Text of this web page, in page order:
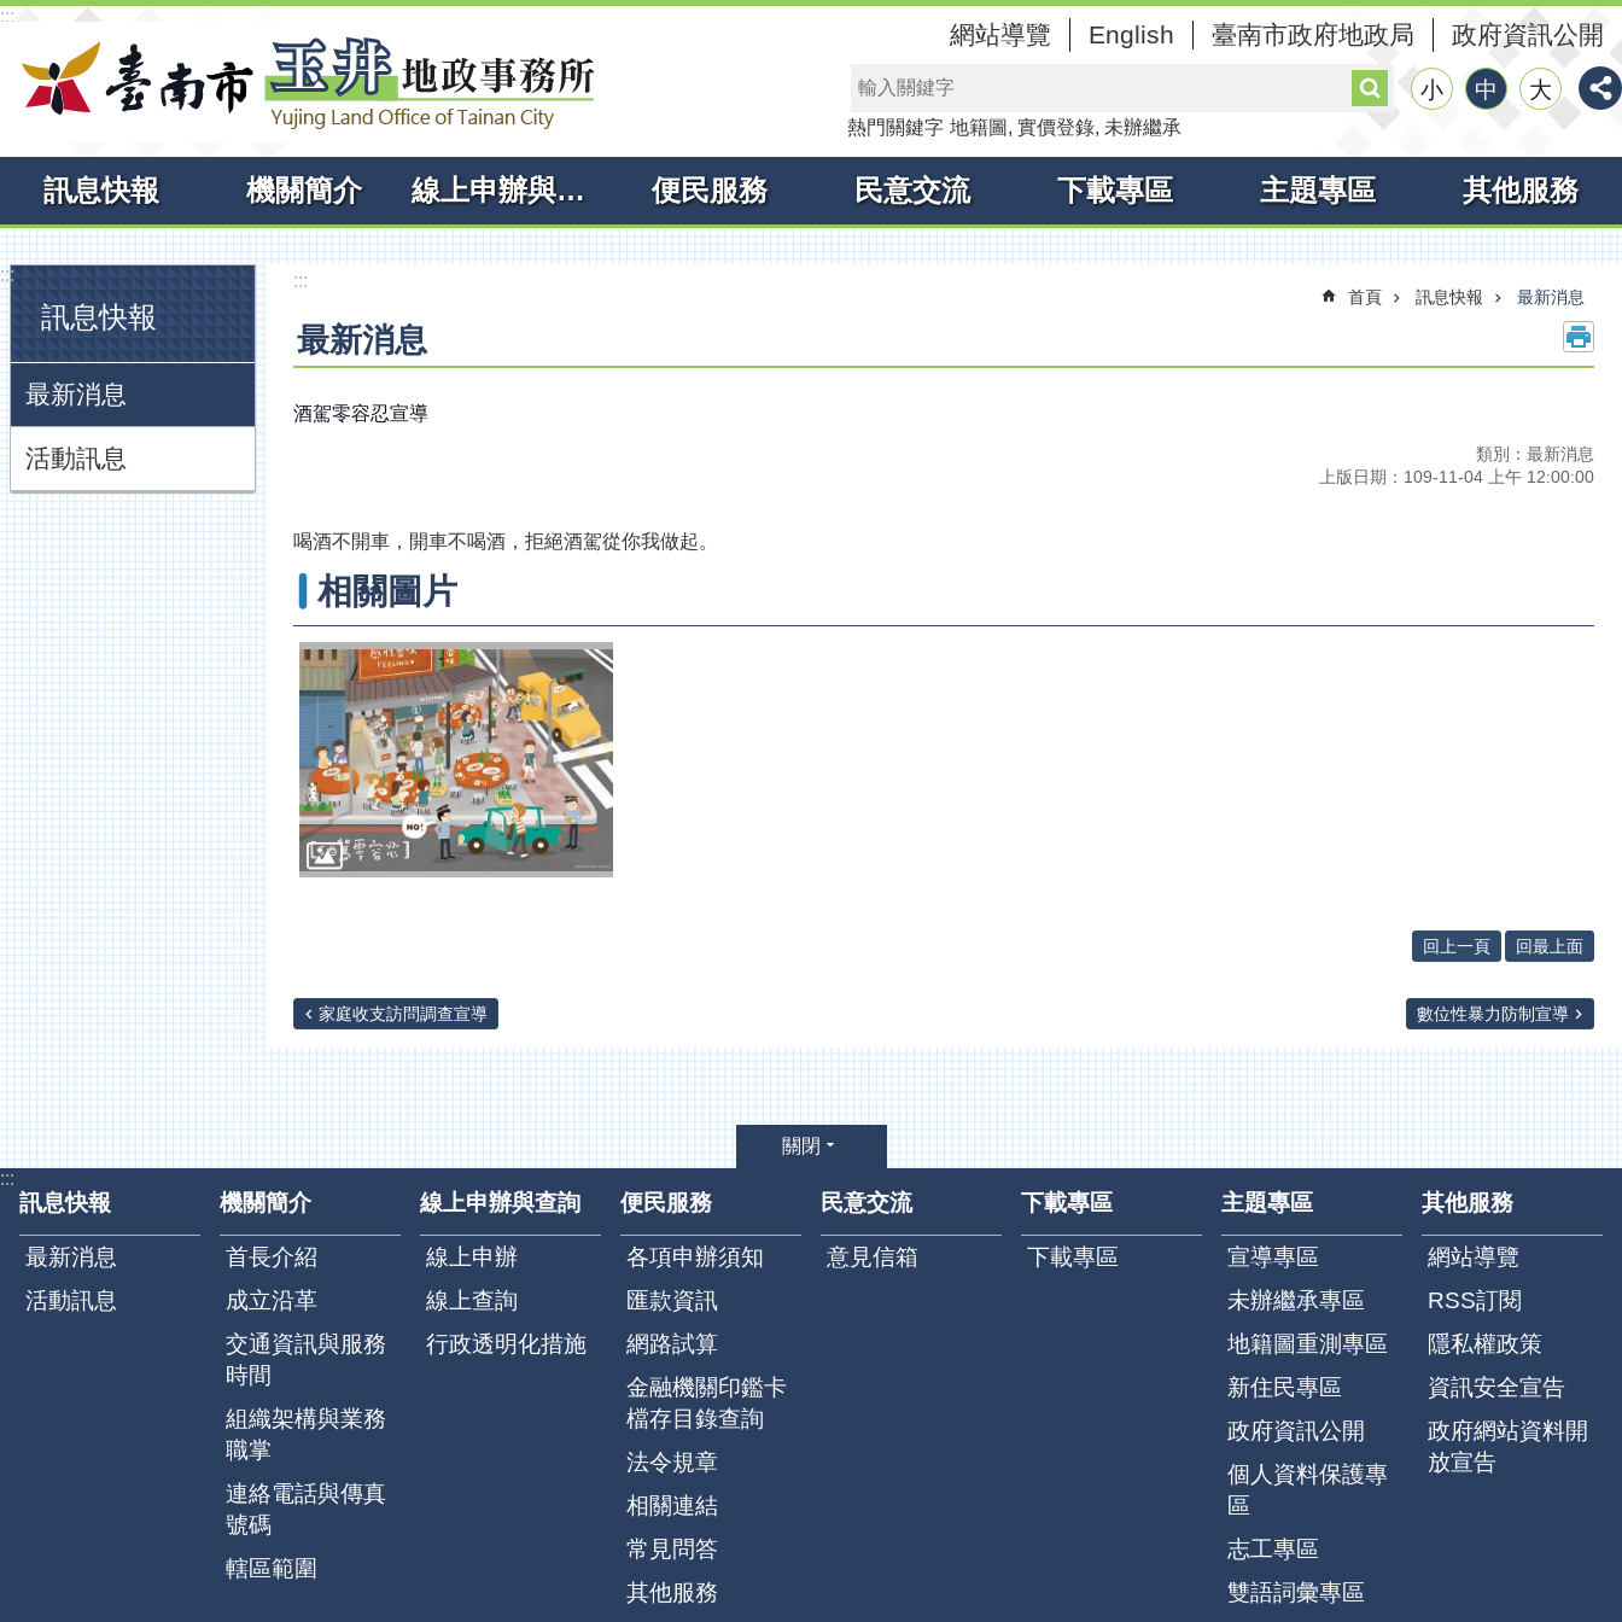
跳到主要內容區塊
:::
網站導覽 English 臺南市政府地政局 政府資訊公開
搜
尋 小 中 大
熱門關鍵字 地籍圖 實價登錄 未辦繼承
訊息快報 機關簡介 線上申辦與查詢 便民服務 民意交流 下載專區 主題專區 其他服務
:::
訊息快報
最新消息
活動訊息
:::
首頁 訊息快報 最新消息
最新消息
酒駕零容忍宣導
類別：最新消息
上版日期：109-11-04 上午 12:00:00
喝酒不開車，開車不喝酒，拒絕酒駕從你我做起。
相關圖片
回上一頁 回最上面
家庭收支訪問調查宣導 數位性暴力防制宣導
關閉
:::
訊息快報
最新消息
活動訊息
機關簡介
首長介紹
成立沿革
交通資訊與服務
時間
組織架構與業務
職掌
連絡電話與傳真
號碼
轄區範圍
線上申辦與查詢
線上申辦
線上查詢
行政透明化措施
便民服務
各項申辦須知
匯款資訊
網路試算
金融機關印鑑卡
檔存目錄查詢
法令規章
相關連結
常見問答
其他服務
民意交流
意見信箱
下載專區
下載專區
主題專區
宣導專區
未辦繼承專區
地籍圖重測專區
新住民專區
政府資訊公開
個人資料保護專
區
志工專區
雙語詞彙專區
其他服務
網站導覽
RSS訂閱
隱私權政策
資訊安全宣告
政府網站資料開
放宣告